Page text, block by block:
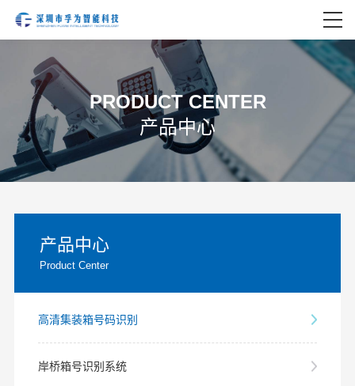
PRODUCT CENTER
产品中心
产品中心
Product Center
高清集装箱号码识别
岸桥箱号识别系统